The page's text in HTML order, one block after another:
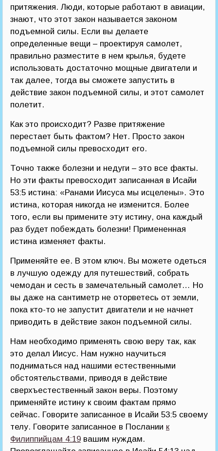
притяжения. Люди, которые работают в авиации,
знают, что этот закон называется законом
подъемной силы. Если вы делаете
определенные вещи – проектируя самолет,
правильно разместите в нем крылья, будете
использовать достаточно мощные двигатели и
так далее, тогда вы сможете запустить в
действие закон подъемной силы, и этот самолет
полетит.
Как это происходит? Разве притяжение
перестает быть фактом? Нет. Просто закон
подъемной силы превосходит его.
Точно также болезни и недуги – это все факты.
Но эти факты превосходит записанная в Исайи
53:5 истина: «Ранами Иисуса мы исцелены». Это
истина, которая никогда не изменится. Более
того, если вы примените эту истину, она каждый
раз будет побеждать болезни! Примененная
истина изменяет факты.
Применяйте ее. В этом ключ. Вы можете одеться
в лучшую одежду для путешествий, собрать
чемодан и сесть в замечательный самолет… Но
вы даже на сантиметр не оторветесь от земли,
пока кто-то не запустит двигатели и не начнет
приводить в действие закон подъемной силы.
Нам необходимо применять свою веру так, как
это делал Иисус. Нам нужно научиться
подниматься над нашими естественными
обстоятельствами, приводя в действие
сверхъестественный закон веры. Поэтому
применяйте истину к своим фактам прямо
сейчас. Говорите записанное в Исайи 53:5 своему
телу. Говорите записанное в Послании к
Филиппийцам 4:19 вашим нуждам.